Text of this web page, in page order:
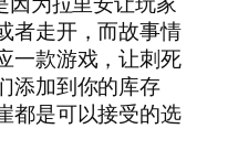
者走开，而故事情
一款游戏，让刺死
添加到你的库存
都是可以接受的选